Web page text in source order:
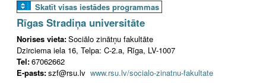
Skatīt visas iestādes programmas
Rīgas Stradiņa universitāte
Norises vieta:Sociālo zinātņu fakultāte
Dzirciema iela 16, Telpa: C-2.a, Rīga, LV-1007
Tel:67062662
E-pasts:szf@rsu.lv www.rsu.lv/socialo-zinatnu-fakultate